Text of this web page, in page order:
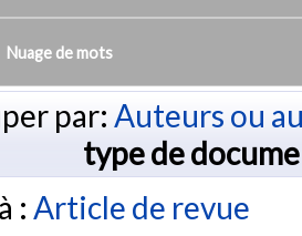
Nuage de mots
par: Auteurs ou
type de
: Article de revue